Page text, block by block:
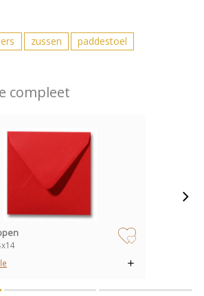
zussen paddestoel
compleet
zet op verlanglijstje